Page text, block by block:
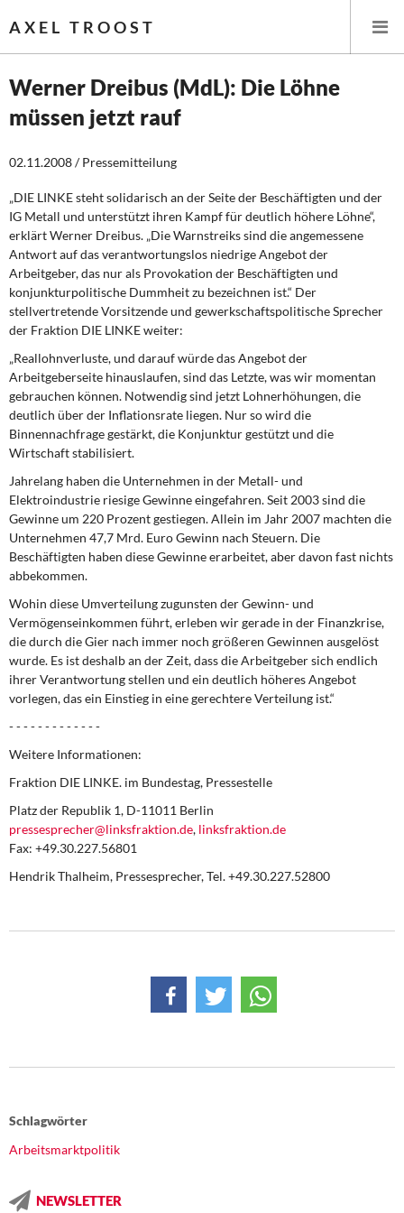
AXEL TROOST
Startseite
Themen
Leitlinien linker Wirtschafts- und Finanzpolitik
Wirtschaftspolitik
Steuer- und Finanzpolitik
Öffentliche Infrastruktur und Daseinsvorsorge
Eurokrise und Griechenland
DIE LINKE
Weitere Themen
Memo-Gruppe
Institut Solidarische Moderne
Über mich
Kontakt
Werner Dreibus (MdL): Die Löhne
müssen jetzt rauf
02.11.2008 / Pressemitteilung
„DIE LINKE steht solidarisch an der Seite der Beschäftigten und der
IG Metall und unterstützt ihren Kampf für deutlich höhere Löhne“,
erklärt Werner Dreibus. „Die Warnstreiks sind die angemessene
Antwort auf das verantwortungslos niedrige Angebot der
Arbeitgeber, das nur als Provokation der Beschäftigten und
konjunkturpolitische Dummheit zu bezeichnen ist.“ Der
stellvertretende Vorsitzende und gewerkschaftspolitische Sprecher
der Fraktion DIE LINKE weiter:
„Reallohnverluste, und darauf würde das Angebot der
Arbeitgeberseite hinauslaufen, sind das Letzte, was wir momentan
gebrauchen können. Notwendig sind jetzt Lohnerhöhungen, die
deutlich über der Inflationsrate liegen. Nur so wird die
Binnennachfrage gestärkt, die Konjunktur gestützt und die
Wirtschaft stabilisiert.
Jahrelang haben die Unternehmen in der Metall- und
Elektroindustrie riesige Gewinne eingefahren. Seit 2003 sind die
Gewinne um 220 Prozent gestiegen. Allein im Jahr 2007 machten die
Unternehmen 47,7 Mrd. Euro Gewinn nach Steuern. Die
Beschäftigten haben diese Gewinne erarbeitet, aber davon fast nichts
abbekommen.
Wohin diese Umverteilung zugunsten der Gewinn- und
Vermögenseinkommen führt, erleben wir gerade in der Finanzkrise,
die durch die Gier nach immer noch größeren Gewinnen ausgelöst
wurde. Es ist deshalb an der Zeit, dass die Arbeitgeber sich endlich
ihrer Verantwortung stellen und ein deutlich höheres Angebot
vorlegen, das ein Einstieg in eine gerechtere Verteilung ist.“
- - - - - - - - - - - - -
Weitere Informationen:
Fraktion DIE LINKE. im Bundestag, Pressestelle
Platz der Republik 1, D-11011 Berlin
pressesprecher@linksfraktion.de, linksfraktion.de
Fax: +49.30.227.56801
Hendrik Thalheim, Pressesprecher, Tel. +49.30.227.52800
Schlagwörter
Arbeitsmarktpolitik
NEWSLETTER